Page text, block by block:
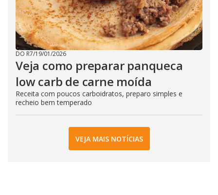
DO R7/19/01/2026
Veja como preparar panqueca
low carb de carne moída
Receita com poucos carboidratos, preparo simples e
recheio bem temperado
VEJA MAIS NOTÍCIAS